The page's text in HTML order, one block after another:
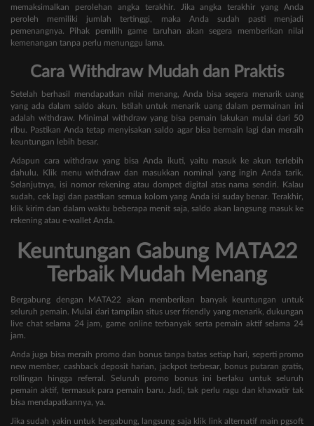
memaksimalkan perolehan angka terakhir. Jika angka terakhir yang Anda
peroleh memiliki jumlah tertinggi, maka Anda sudah pasti menjadi
pemenangnya. Pihak pemilih game taruhan akan segera memberikan nilai
kemenangan tanpa perlu menunggu lama.
Cara Withdraw Mudah dan Praktis
Setelah berhasil mendapatkan nilai menang, Anda bisa segera menarik uang
yang ada dalam saldo akun. Istilah untuk menarik uang dalam permainan ini
adalah withdraw. Minimal withdraw yang bisa pemain lakukan mulai dari 50
ribu. Pastikan Anda tetap menyisakan saldo agar bisa bermain lagi dan meraih
keuntungan lebih besar.
Adapun cara withdraw yang bisa Anda ikuti, yaitu masuk ke akun terlebih
dahulu. Klik menu withdraw dan masukkan nominal yang ingin Anda tarik.
Selanjutnya, isi nomor rekening atau dompet digital atas nama sendiri. Kalau
sudah, cek lagi dan pastikan semua kolom yang Anda isi suday benar. Terakhir,
klik kirim dan dalam waktu beberapa menit saja, saldo akan langsung masuk ke
rekening atau e-wallet Anda.
Keuntungan Gabung MATA22
Terbaik Mudah Menang
Bergabung dengan MATA22 akan memberikan banyak keuntungan untuk
seluruh pemain. Mulai dari tampilan situs user friendly yang menarik, dukungan
live chat selama 24 jam, game online terbanyak serta pemain aktif selama 24
jam.
Anda juga bisa meraih promo dan bonus tanpa batas setiap hari, seperti promo
new member, cashback deposit harian, jackpot terbesar, bonus putaran gratis,
rollingan hingga referral. Seluruh promo bonus ini berlaku untuk seluruh
pemain aktif, termasuk para pemain baru. Jadi, tak perlu ragu dan khawatir tak
bisa mendapatkannya, ya.
Jika sudah yakin untuk bergabung, langsung saja klik link alternatif main pgsoft